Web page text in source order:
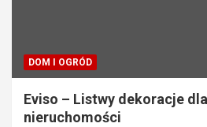
DOM I OGRÓD
Eviso – Listwy dekoracje
nieruchomości